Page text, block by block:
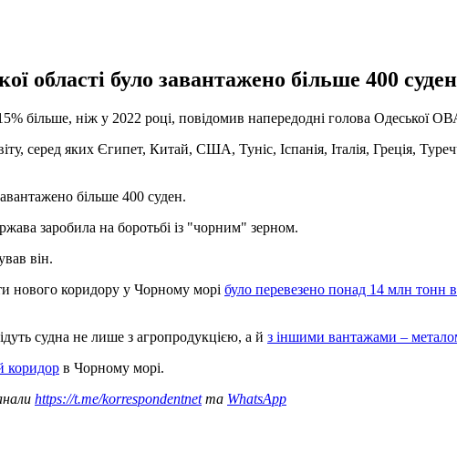
області було завантажено більше 400
більше, ніж у 2022 році, повідомив напередодні голова Одеської
серед яких Єгипет, Китай, США, Туніс, Іспанія, Італія, Греція,
більше 400 суден.
заробила на боротьбі із "чорним" зерном.
він.
нового коридору у Чорному морі було перевезено понад 14 млн тонн
судна не лише з агропродукцією, а й з іншими вантажами –
коридор в Чорному морі.
https://t.me/korrespondentnetта WhatsApp